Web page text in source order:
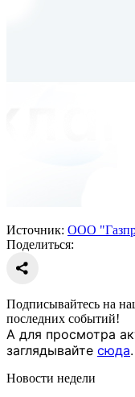
Источник: ООО
Поделиться:
Подписывайтесь на
последних событий!
А для просмотра
заглядывайте сюда.
Новости недели